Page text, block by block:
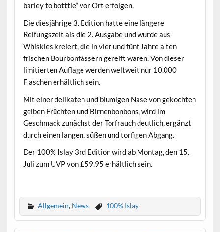
barley to botttle“ vor Ort erfolgen.
Die diesjährige 3. Edition hatte eine längere
Reifungszeit als die 2. Ausgabe und wurde aus
Whiskies kreiert, die in vier und fünf Jahre alten
frischen Bourbonfässern gereift waren. Von dieser
limitierten Auflage werden weltweit nur 10.000
Flaschen erhältlich sein.
Mit einer delikaten und blumigen Nase von gekochten
gelben Früchten und Birnenbonbons, wird im
Geschmack zunächst der Torfrauch deutlich, ergänzt
durch einen langen, süßen und torfigen Abgang.
Der 100% Islay 3rd Edition wird ab Montag, den 15.
Juli zum UVP von £59.95 erhältlich sein.
Allgemein, News 100% Islay